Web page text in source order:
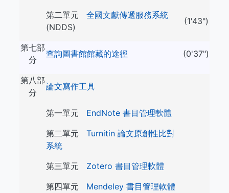
第二單元 全國文獻傳遞服務系統
(NDDS)
(1'43")
第七部
分
查詢圖書館館藏的途徑 (0'37")
第八部
分
論文寫作工具
第一單元 EndNote 書目管理軟體
第二單元 Turnitin 論文原創性比對
系統
第三單元 Zotero 書目管理軟體
第四單元 Mendeley 書目管理軟體